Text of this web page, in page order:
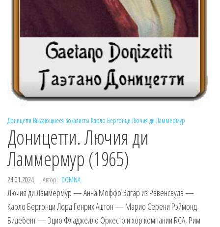
Доницетти Выдающиеся вокалисты Карло Бергонци Лючия ди Ламмермур
Доницетти. Лючия ди
Ламмермур (1965)
24.01.2024 Автор: DOMNA
Лючия ди Ламмермур — Анна Моффо Эдгар из Равенсвуда —
Карло Бергонци Лорд Генрих Аштон — Марио Серени Рэймонд
Бидебент — Эцио Фладжелло Оркестр и хор компании RCA, Рим